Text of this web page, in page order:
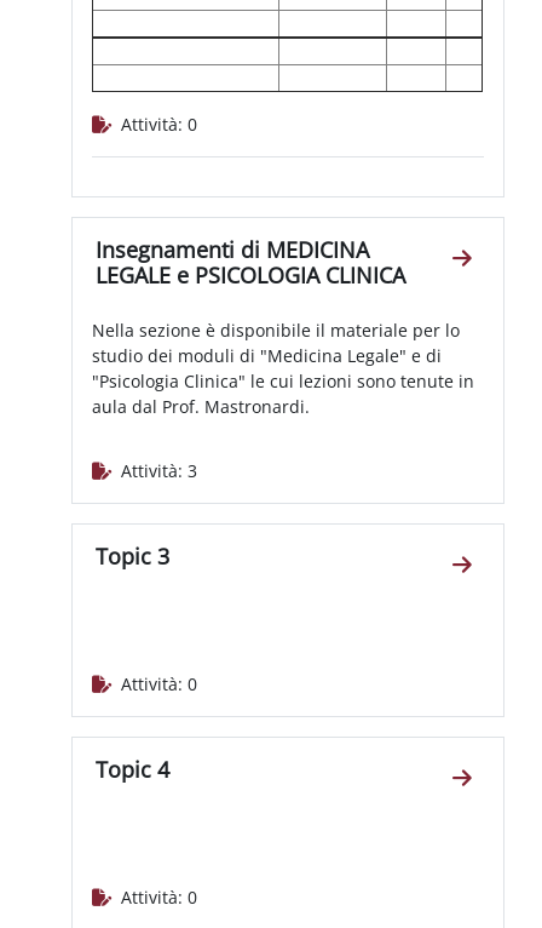
Attività: 0
Insegnamenti di MEDICINA
LEGALE e PSICOLOGIA CLINICA
Vai alla
Nella sezione è disponibile il materiale per lo
studio dei moduli di "Medicina Legale" e di
"Psicologia Clinica" le cui lezioni sono tenute in
aula dal Prof. Mastronardi.
Attività: 3
Topic 3
Vai alla
Attività: 0
Topic 4
Vai alla
Attività: 0